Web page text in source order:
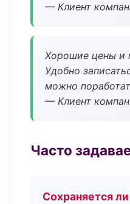
— Клиент
Хорошие цены и
Удобно
можно
— Клиент
Часто
Сохраняется